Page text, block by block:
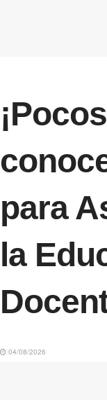
para
la
04/08/2026